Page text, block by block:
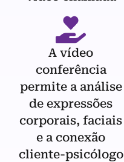
A vídeo
conferência
permite a análise
de expressões
corporais, faciais
e a conexão
cliente-psicólogo